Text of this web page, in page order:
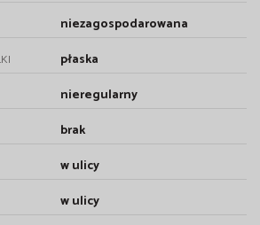
niezagospodarowana
płaska
nieregularny
brak
w ulicy
w ulicy